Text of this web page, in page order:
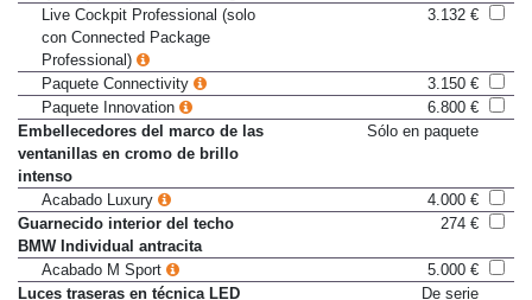
cm (12,3") completamente digital
Live Cockpit Professional (solo
con Connected Package
Professional)
Paquete Connectivity
3.150 €
Paquete Innovation
6.800 €
Embellecedores del marco de las
ventanillas en cromo de brillo
intenso
Acabado Luxury
4.000 €
Guarnecido interior del techo
BMW Individual antracita
Acabado M Sport
5.000 €